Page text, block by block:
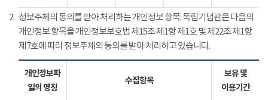
2 정보주체의 동의를 받아 처리하는 개인정보 항목: 독립기념관은 다음의
개인정보 항목을 개인정보보호법 제15조 제1항 제1호 및 제22조 제1항
제7호에 따라 정보주체의 동의를 받아 처리하고 있습니다.
개인정보파
일의 명칭
수집항목
보유 및
이용기간